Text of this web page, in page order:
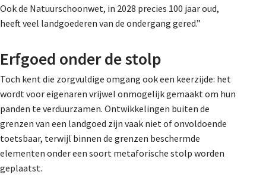
Ook de Natuurschoonwet, in 2028 precies 100 jaar oud,
heeft veel landgoederen van de ondergang gered.”
Erfgoed onder de stolp
Toch kent die zorgvuldige omgang ook een keerzijde: het
wordt voor eigenaren vrijwel onmogelijk gemaakt om hun
panden te verduurzamen. Ontwikkelingen buiten de
grenzen van een landgoed zijn vaak niet of onvoldoende
toetsbaar, terwijl binnen de grenzen beschermde
elementen onder een soort metaforische stolp worden
geplaatst.